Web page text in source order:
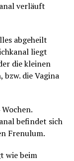
verläuft
abgeheilt
liegt
die kleinen
die Vagina
befindet sich
Frenulum.
wie beim